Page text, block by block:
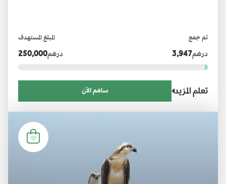
تم جمع
درهم3,947
المبلغ المستهدف
درهم250,000
تعلم المزيد ساهم الآن